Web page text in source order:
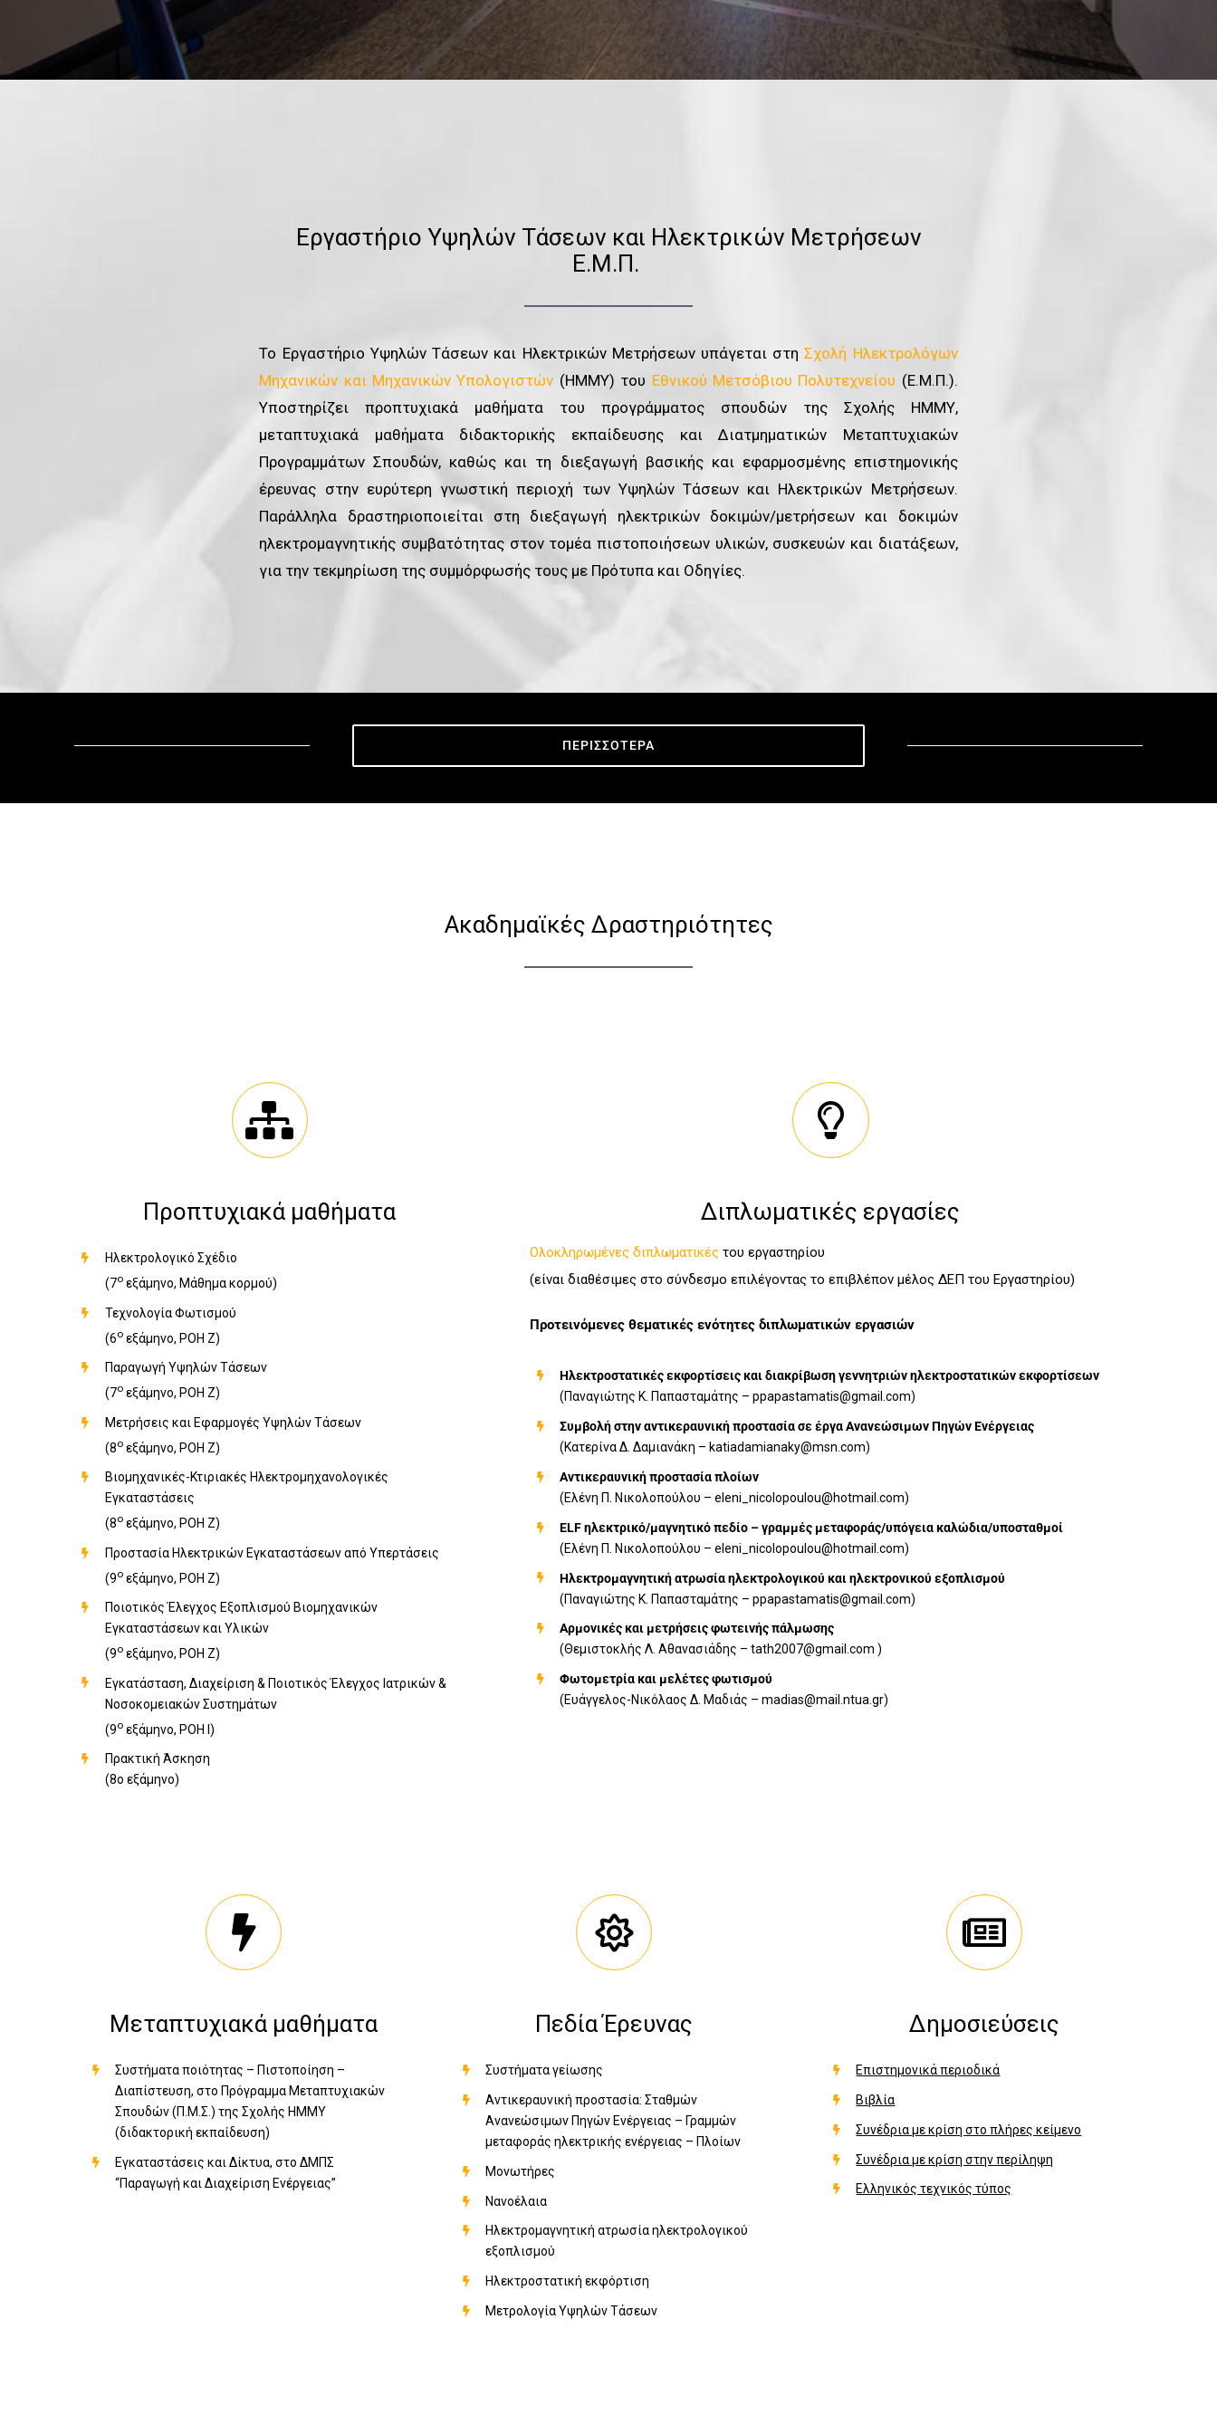
Εργαστήριο Υψηλών Τάσεων και Ηλεκτρικών Μετρήσεων
Ε.Μ.Π.
Το Εργαστήριο Υψηλών Τάσεων και Ηλεκτρικών Μετρήσεων υπάγεται στηΣχολή Ηλεκτρολόγων
Μηχανικών και Μηχανικών Υπολογιστών (ΗΜΜΥ) του Εθνικού Μετσόβιου Πολυτεχνείου (Ε.Μ.Π.).
Υποστηρίζει προπτυχιακά μαθήματα του προγράμματος σπουδών της Σχολής ΗΜΜΥ,
μεταπτυχιακά μαθήματα διδακτορικής εκπαίδευσης και Διατμηματικών Μεταπτυχιακών
Προγραμμάτων Σπουδών, καθώς και τη διεξαγωγή βασικής και εφαρμοσμένης επιστημονικής
έρευνας στην ευρύτερη γνωστική περιοχή των Υψηλών Τάσεων και Ηλεκτρικών Μετρήσεων.
Παράλληλα δραστηριοποιείται στη διεξαγωγή ηλεκτρικών δοκιμών/μετρήσεων και δοκιμών
ηλεκτρομαγνητικής συμβατότητας στον τομέα πιστοποιήσεων υλικών, συσκευών και διατάξεων,
για την τεκμηρίωση της συμμόρφωσής τους με Πρότυπα και Οδηγίες.
ΠΕΡΙΣΣΟΤΕΡΑ
Ακαδημαϊκές Δραστηριότητες
Προπτυχιακά μαθήματα
Ηλεκτρολογικό Σχέδιο
(7οεξάμηνο, Μάθημα κορμού)
Τεχνολογία Φωτισμού
(6οεξάμηνο, ΡΟΗ Ζ)
Παραγωγή Υψηλών Τάσεων
(7οεξάμηνο, ΡΟΗ Ζ)
Μετρήσεις και Εφαρμογές Υψηλών Τάσεων
(8οεξάμηνο, ΡΟΗ Ζ)
Βιομηχανικές-Κτιριακές Ηλεκτρομηχανολογικές
Εγκαταστάσεις
(8οεξάμηνο, ΡΟΗ Ζ)
Προστασία Ηλεκτρικών Εγκαταστάσεων από Υπερτάσεις
(9οεξάμηνο, ΡΟΗ Ζ)
Ποιοτικός Έλεγχος Εξοπλισμού Βιομηχανικών
Εγκαταστάσεων και Υλικών
(9οεξάμηνο, ΡΟΗ Ζ)
Εγκατάσταση, Διαχείριση & Ποιοτικός Έλεγχος Ιατρικών &
Νοσοκομειακών Συστημάτων
(9οεξάμηνο, ΡΟΗ Ι)
Πρακτική Άσκηση
(8ο εξάμηνο)
Διπλωματικές εργασίες
Ολοκληρωμένες διπλωματικέςτου εργαστηρίου
(είναι διαθέσιμες στο σύνδεσμο επιλέγοντας το επιβλέπον μέλος ΔΕΠ του Εργαστηρίου)
Προτεινόμενες θεματικές ενότητες διπλωματικών εργασιών
Ηλεκτροστατικές εκφορτίσεις και διακρίβωση γεννητριών ηλεκτροστατικών εκφορτίσεων
(Παναγιώτης K. Παπασταμάτης – ppapastamatis@gmail.com)
Συμβολή στην αντικεραυνική προστασία σε έργα Ανανεώσιμων Πηγών Ενέργειας
(Κατερίνα Δ. Δαμιανάκη – katiadamianaky@msn.com)
Aντικεραυνική προστασία πλοίων
(Ελένη Π. Νικολοπούλου – eleni_nicolopoulou@hotmail.com)
ELF ηλεκτρικό/μαγνητικό πεδίο – γραμμές μεταφοράς/υπόγεια καλώδια/υποσταθμοί
(Ελένη Π. Νικολοπούλου – eleni_nicolopoulou@hotmail.com)
Ηλεκτρομαγνητική ατρωσία ηλεκτρολογικού και ηλεκτρονικού εξοπλισμού
(Παναγιώτης K. Παπασταμάτης – ppapastamatis@gmail.com)
Αρμονικές και μετρήσεις φωτεινής πάλμωσης
(Θεμιστοκλής Λ. Αθανασιάδης – tath2007@gmail.com )
Φωτομετρία και μελέτες φωτισμού
(Ευάγγελος-Νικόλαος Δ. Μαδιάς – madias@mail.ntua.gr)
Μεταπτυχιακά μαθήματα
Συστήματα ποιότητας – Πιστοποίηση –
Διαπίστευση, στο Πρόγραμμα Μεταπτυχιακών
Σπουδών (Π.Μ.Σ.) της Σχολής ΗΜΜΥ
(διδακτορική εκπαίδευση)
Εγκαταστάσεις και Δίκτυα, στο ΔΜΠΣ
“Παραγωγή και Διαχείριση Ενέργειας”
Πεδία Έρευνας
Συστήματα γείωσης
Αντικεραυνική προστασία: Σταθμών
Ανανεώσιμων Πηγών Ενέργειας – Γραμμών
μεταφοράς ηλεκτρικής ενέργειας – Πλοίων
Μονωτήρες
Νανοέλαια
Ηλεκτρομαγνητική ατρωσία ηλεκτρολογικού
εξοπλισμού
Ηλεκτροστατική εκφόρτιση
Μετρολογία Υψηλών Τάσεων
Δημοσιεύσεις
Επιστημονικά περιοδικά
Βιβλία
Συνέδρια με κρίση στο πλήρες κείμενο
Συνέδρια με κρίση στην περίληψη
Ελληνικός τεχνικός τύπος